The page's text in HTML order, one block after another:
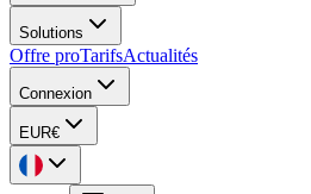
Solutions
Offre proTarifsActualités
Connexion
EUR€